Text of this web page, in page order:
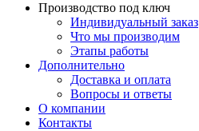
Производство под ключ
Индивидуальный заказ
Что мы производим
Этапы работы
Дополнительно
Доставка и оплата
Вопросы и ответы
О компании
Контакты